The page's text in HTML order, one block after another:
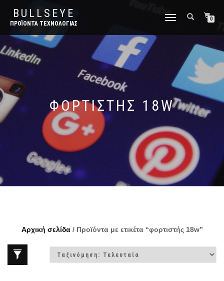
BULLSEYE
ΠΡΟΪΌΝΤΑ ΤΕΧΝΟΛΟΓΊΑΣ
ΕΝΑΛΛΑΓΉ
0
ΦΟΡΤΙΣΤΉΣ 18W
Αρχική σελίδα/ Προϊόντα με ετικέτα “φορτιστής 18w”